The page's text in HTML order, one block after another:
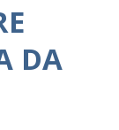
DA